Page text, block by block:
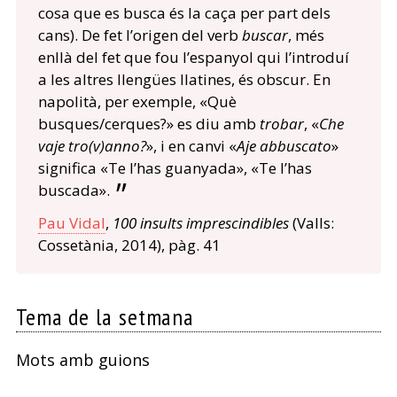
cosa que es busca és la caça per part dels
cans). De fet l’origen del verb buscar, més
enllà del fet que fou l’espanyol qui l’introduí
a les altres llengües llatines, és obscur. En
napolità, per exemple, «Què
busques/cerques?» es diu amb trobar, «Che
vaje tro(v)anno?», i en canvi «Aje abbuscato»
significa «Te l’has guanyada», «Te l’has
buscada».
Pau Vidal, 100 insults imprescindibles(Valls:
Cossetània, 2014), pàg. 41
Tema de la setmana
Mots amb guions